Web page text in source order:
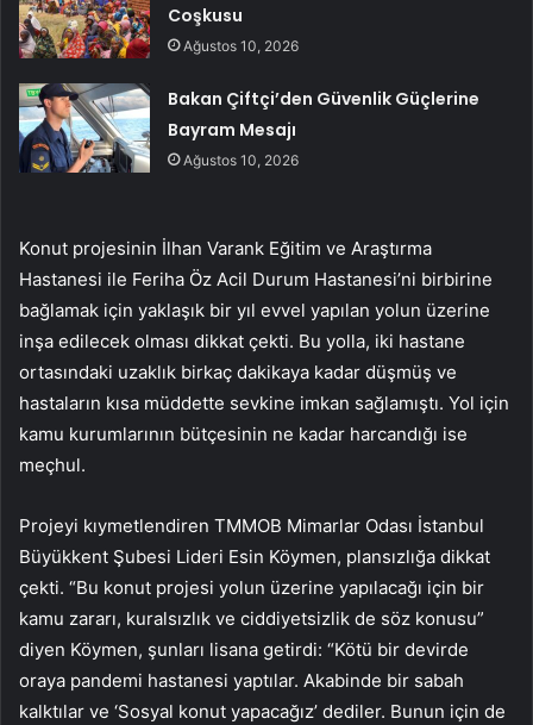
Coşkusu
Ağustos 10, 2026
Bakan Çiftçi’den Güvenlik Güçlerine
Bayram Mesajı
Ağustos 10, 2026
Konut projesinin İlhan Varank Eğitim ve Araştırma
Hastanesi ile Feriha Öz Acil Durum Hastanesi’ni birbirine
bağlamak için yaklaşık bir yıl evvel yapılan yolun üzerine
inşa edilecek olması dikkat çekti. Bu yolla, iki hastane
ortasındaki uzaklık birkaç dakikaya kadar düşmüş ve
hastaların kısa müddette sevkine imkan sağlamıştı. Yol için
kamu kurumlarının bütçesinin ne kadar harcandığı ise
meçhul.
Projeyi kıymetlendiren TMMOB Mimarlar Odası İstanbul
Büyükkent Şubesi Lideri Esin Köymen, plansızlığa dikkat
çekti. “Bu konut projesi yolun üzerine yapılacağı için bir
kamu zararı, kuralsızlık ve ciddiyetsizlik de söz konusu”
diyen Köymen, şunları lisana getirdi: “Kötü bir devirde
oraya pandemi hastanesi yaptılar. Akabinde bir sabah
kalktılar ve ‘Sosyal konut yapacağız’ dediler. Bunun için de